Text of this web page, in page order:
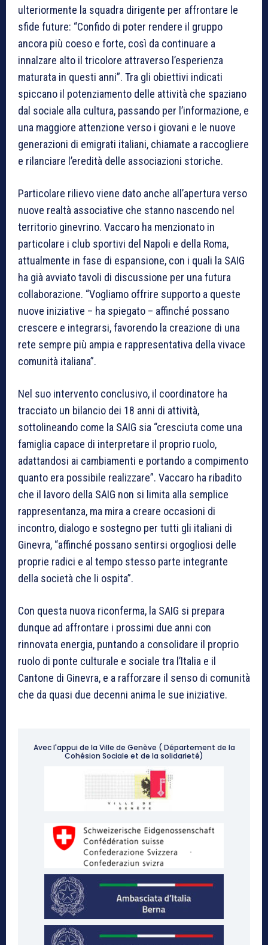
ulteriormente la squadra dirigente per affrontare le
sfide future: “Confido di poter rendere il gruppo
ancora più coeso e forte, così da continuare a
innalzare alto il tricolore attraverso l’esperienza
maturata in questi anni”. Tra gli obiettivi indicati
spiccano il potenziamento delle attività che spaziano
dal sociale alla cultura, passando per l’informazione, e
una maggiore attenzione verso i giovani e le nuove
generazioni di emigrati italiani, chiamate a raccogliere
e rilanciare l’eredità delle associazioni storiche.
Particolare rilievo viene dato anche all’apertura verso
nuove realtà associative che stanno nascendo nel
territorio ginevrino. Vaccaro ha menzionato in
particolare i club sportivi del Napoli e della Roma,
attualmente in fase di espansione, con i quali la SAIG
ha già avviato tavoli di discussione per una futura
collaborazione. “Vogliamo offrire supporto a queste
nuove iniziative – ha spiegato – affinché possano
crescere e integrarsi, favorendo la creazione di una
rete sempre più ampia e rappresentativa della vivace
comunità italiana”.
Nel suo intervento conclusivo, il coordinatore ha
tracciato un bilancio dei 18 anni di attività,
sottolineando come la SAIG sia “cresciuta come una
famiglia capace di interpretare il proprio ruolo,
adattandosi ai cambiamenti e portando a compimento
quanto era possibile realizzare”. Vaccaro ha ribadito
che il lavoro della SAIG non si limita alla semplice
rappresentanza, ma mira a creare occasioni di
incontro, dialogo e sostegno per tutti gli italiani di
Ginevra, “affinché possano sentirsi orgogliosi delle
proprie radici e al tempo stesso parte integrante
della società che li ospita”.
Con questa nuova riconferma, la SAIG si prepara
dunque ad affrontare i prossimi due anni con
rinnovata energia, puntando a consolidare il proprio
ruolo di ponte culturale e sociale tra l’Italia e il
Cantone di Ginevra, e a rafforzare il senso di comunità
che da quasi due decenni anima le sue iniziative.
Avec l'appui de la Ville de Genève ( Département de la
Cohésion Sociale et de la solidarieté)